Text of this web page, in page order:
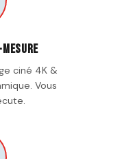
ciné 4K &
Vous